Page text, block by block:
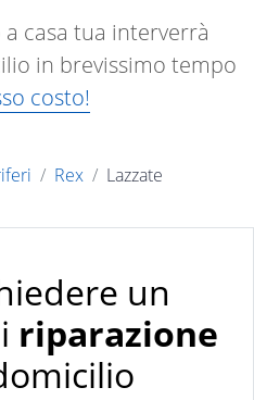
casa tua interverrà
in brevissimo tempo
costo!
Rex Lazzate
un
riparazione